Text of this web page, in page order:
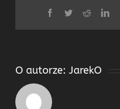
Facebook
TwitterReddit
O autorze: JarekO